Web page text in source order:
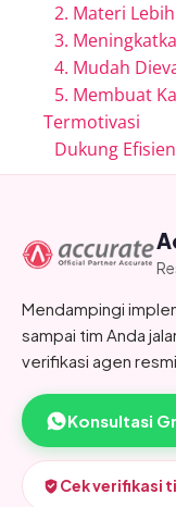
2. Materi
3.
4. Mudah
5. Membuat
Termotivasi
Dukung
Mendampingi
sampai tim Anda
verifikasi agen
Konsultasi
Cek verifikasi